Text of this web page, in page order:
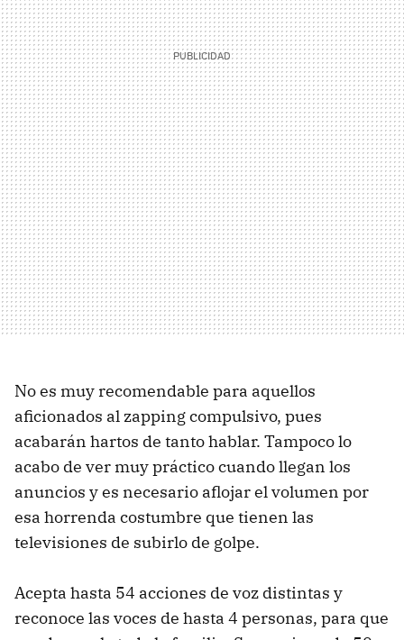
No es muy recomendable para aquellos
aficionados al zapping compulsivo, pues
acabarán hartos de tanto hablar. Tampoco lo
acabo de ver muy práctico cuando llegan los
anuncios y es necesario aflojar el volumen por
esa horrenda costumbre que tienen las
televisiones de subirlo de golpe.
Acepta hasta 54 acciones de voz distintas y
reconoce las voces de hasta 4 personas, para que